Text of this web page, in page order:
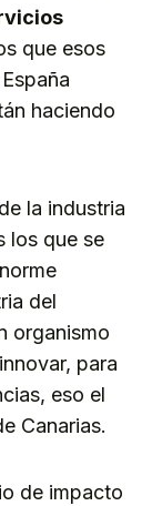
que esos
haciendo
la industria
los que se
del
organismo
para
eso el
Canarias.
de impacto